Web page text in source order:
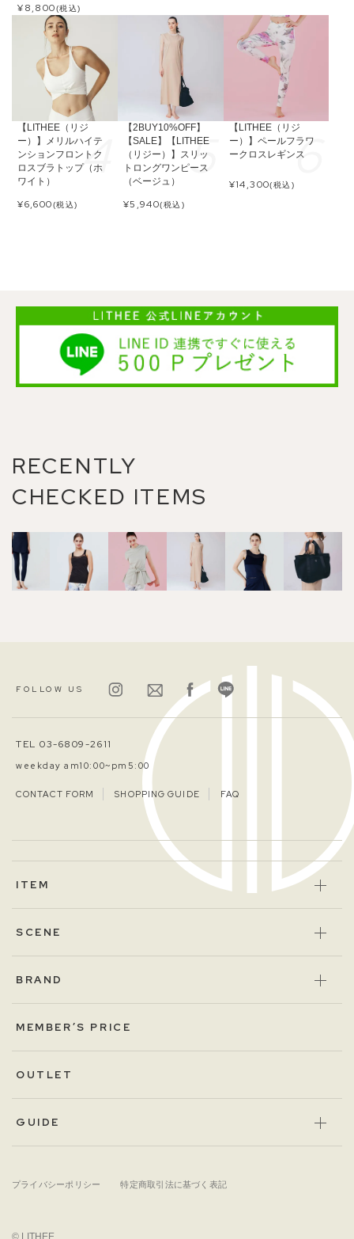
¥8,800(税込)
【LITHEE（リジ
ー）】メリルハイテ
ンションフロントク
ロスブラトップ（ホ
ワイト）
¥6,600(税込)
【2BUY10%OFF】
【SALE】【LITHEE
（リジー）】スリッ
トロングワンピース
（ベージュ）
¥5,940(税込)
【LITHEE（リジ
ー）】ペールフラワ
ークロスレギンス
¥14,300(税込)
RECENTLY
CHECKED ITEMS
FOLLOW US
TEL 03-6809-2611
weekday am10:00~pm5:00
CONTACT FORM SHOPPING GUIDE FAQ
ITEM
SCENE
BRAND
MEMBER’S PRICE
OUTLET
GUIDE
プライバシーポリシー 特定商取引法に基づく表記
© LITHEE.